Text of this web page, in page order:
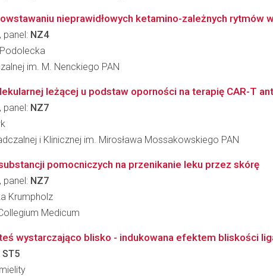
nieprawidłowych ketamino-zależnych rytmów
, panel: NZ4
im. M. Nenckiego PAN
leżącej u podstaw oporności na terapię CAR-T
, panel: NZ7
i Klinicznej im. Mirosława Mossakowskiego PAN
pomocniczych na przenikanie leku przez skórę
, panel: NZ7
Krumpholz
Medicum
wystarczająco blisko - indukowana efektem bliskości
ST5